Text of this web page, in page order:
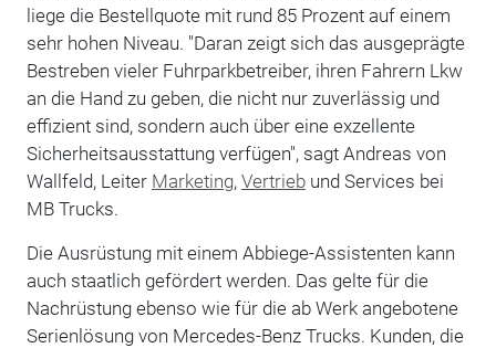
liege die Bestellquote mit rund 85 Prozent auf einem
sehr hohen Niveau. "Daran zeigt sich das ausgeprägte
Bestreben vieler Fuhrparkbetreiber, ihren Fahrern Lkw
an die Hand zu geben, die nicht nur zuverlässig und
effizient sind, sondern auch über eine exzellente
Sicherheitsausstattung verfügen", sagt Andreas von
Wallfeld, Leiter Marketing, Vertriebund Services bei
MB Trucks.
Die Ausrüstung mit einem Abbiege-Assistenten kann
auch staatlich gefördert werden. Das gelte für die
Nachrüstung ebenso wie für die ab Werk angebotene
Serienlösung von Mercedes-Benz Trucks. Kunden, die